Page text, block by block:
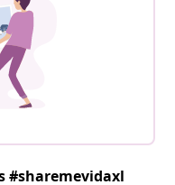
#sharemevidaxl